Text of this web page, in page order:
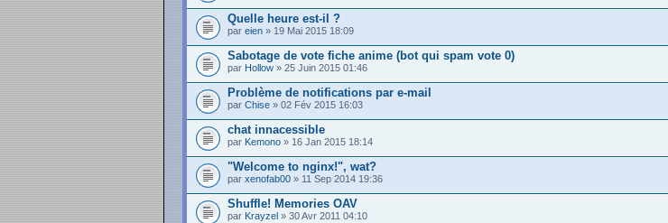
Quelle heure est-il ?
par eien » 19 Mai 2015 18:09
Sabotage de vote fiche anime (bot qui spam vote 0)
par Hollow » 25 Juin 2015 01:46
Problème de notifications par e-mail
par Chise » 02 Fév 2015 16:03
chat innacessible
par Kemono » 16 Jan 2015 18:14
"Welcome to nginx!", wat?
par xenofab00 » 11 Sep 2014 19:36
Shuffle! Memories OAV
par Krayzel » 30 Avr 2011 04:10